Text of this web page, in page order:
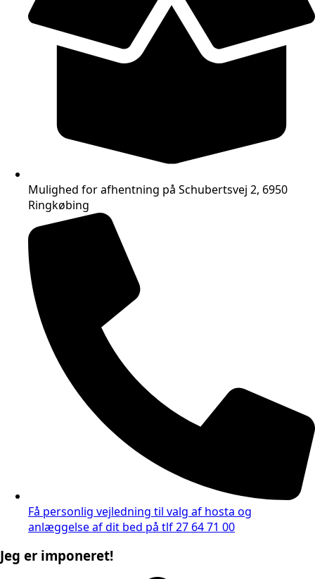
Mulighed for afhentning på Schubertsvej 2, 6950
Ringkøbing
Få personlig vejledning til valg af hosta og
anlæggelse af dit bed på tlf 27 64 71 00
Jeg er imponeret!